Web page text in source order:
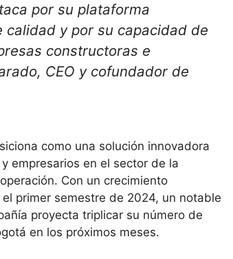
por su plataforma
calidad y por su capacidad de
constructoras e
CEO y cofundador de
como una solución innovadora
empresarios en el sector de la
Con un crecimiento
primer semestre de 2024, un notable
proyecta triplicar su número de
en los próximos meses.